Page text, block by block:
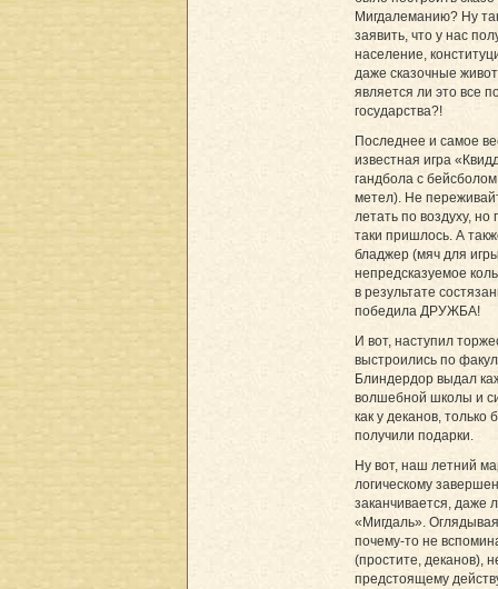
Мигдалеманию? Ну
заявить, что у нас
население,
даже сказочные
является ли это все
государства?!
Последнее и самое
известная игра
гандбола с
метел). Не
летать по воздуху,
таки пришлось. А
бладжер (мяч для
непредсказуемое
в результате
победила ДРУЖБА!
И вот, наступил
выстроились по
Блиндердор выдал
волшебной школы и
как у деканов,
получили подарки.
Ну вот, наш летний
логическому
заканчивается, даже
«Мигдаль».
почему-то не
(простите, деканов),
предстоящему